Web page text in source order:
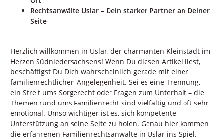
Rechtsanwälte Uslar – Dein starker Partner an Deiner
Seite
Herzlich willkommen in Uslar, der charmanten Kleinstadt im
Herzen Südniedersachsens! Wenn Du diesen Artikel liest,
beschäftigst Du Dich wahrscheinlich gerade mit einer
familienrechtlichen Angelegenheit. Sei es eine Trennung,
ein Streit ums Sorgerecht oder Fragen zum Unterhalt – die
Themen rund ums Familienrecht sind vielfältig und oft sehr
emotional. Umso wichtiger ist es, sich kompetente
Unterstützung an seine Seite zu holen. Genau hier kommen
die erfahrenen Familienrechtsanwälte in Uslar ins Spiel.